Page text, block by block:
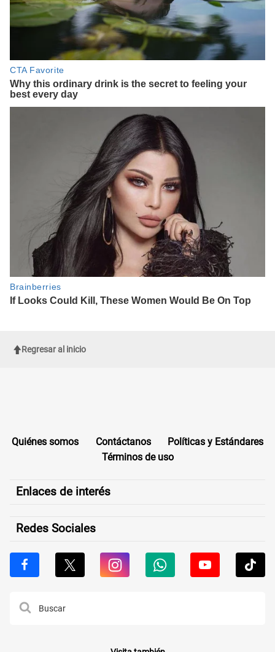
Regresar al inicio
Quiénes somos Contáctanos
Políticas y Estándares
Términos de uso
Enlaces de interés
Redes Sociales